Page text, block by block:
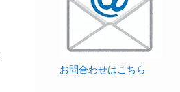
お問合わせはこちら